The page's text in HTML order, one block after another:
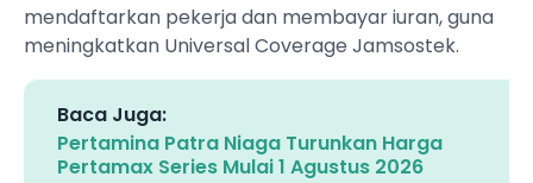
mendaftarkan pekerja dan membayar iuran, guna
meningkatkan Universal Coverage Jamsostek.
Baca Juga:
Pertamina Patra Niaga Turunkan Harga
Pertamax Series Mulai 1 Agustus 2026